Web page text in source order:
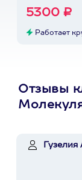
5300 ₽
Работает
Отзывы
Гузелия